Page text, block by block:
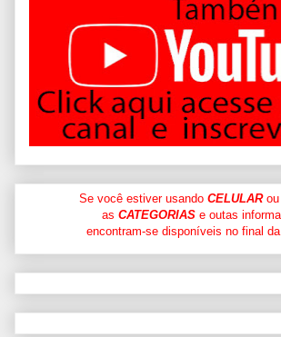
Se você estiver usando CELULARou
as CATEGORIASe outas
encontram-se disponíveis no final da